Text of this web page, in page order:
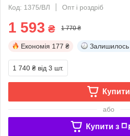
Код: 1375/ВЛ
Опт і роздріб
1 593 ₴ 1 770 ₴
Економія 177 ₴ Залишилось
1 740 ₴ від 3 шт.
Купити
або
Купити з